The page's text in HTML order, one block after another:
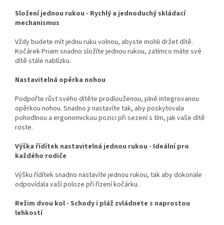
Složení jednou rukou - Rychlý a jednoduchý skládací
mechanismus
Vždy budete mít jednu ruku volnou, abyste mohli držet dítě.
Kočárek Priam snadno složíte jednou rukou, zatímco máte své
dítě stále nablízku.
Nastavitelná opěrka nohou
Podpořte růst svého dítěte prodlouženou, plně integrovanou
opěrkou nohou. Snadno ji nastavíte tak, aby poskytovala
pohodlnou a ergonomickou pozici při sezení s tím, jak vaše dítě
roste.
Výška řídítek nastavitelná jednou rukou - Ideální pro
každého rodiče
Výšku řídítek snadno nastavíte jednou rukou, tak aby dokonale
odpovídala vaší poloze při řízení kočárku.
Režim dvou kol - Schody i pláž zvládnete s naprostou
lehkostí